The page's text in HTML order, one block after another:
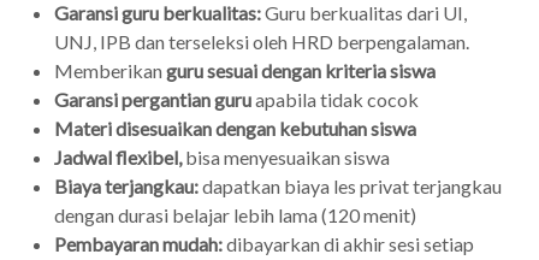
Garansi guru berkualitas:Guru berkualitas dari UI,
UNJ, IPB dan terseleksi oleh HRD berpengalaman.
Memberikan guru sesuai dengan kriteria siswa
Garansi pergantian guruapabila tidak cocok
Materi disesuaikan dengan kebutuhan siswa
Jadwal flexibel,bisa menyesuaikan siswa
Biaya terjangkau:dapatkan biaya les privat terjangkau
dengan durasi belajar lebih lama (120 menit)
Pembayaran mudah:dibayarkan di akhir sesi setiap